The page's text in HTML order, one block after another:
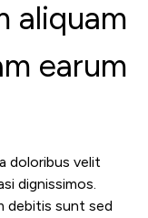
aliquam
earum
doloribus velit
dignissimos.
debitis sunt sed